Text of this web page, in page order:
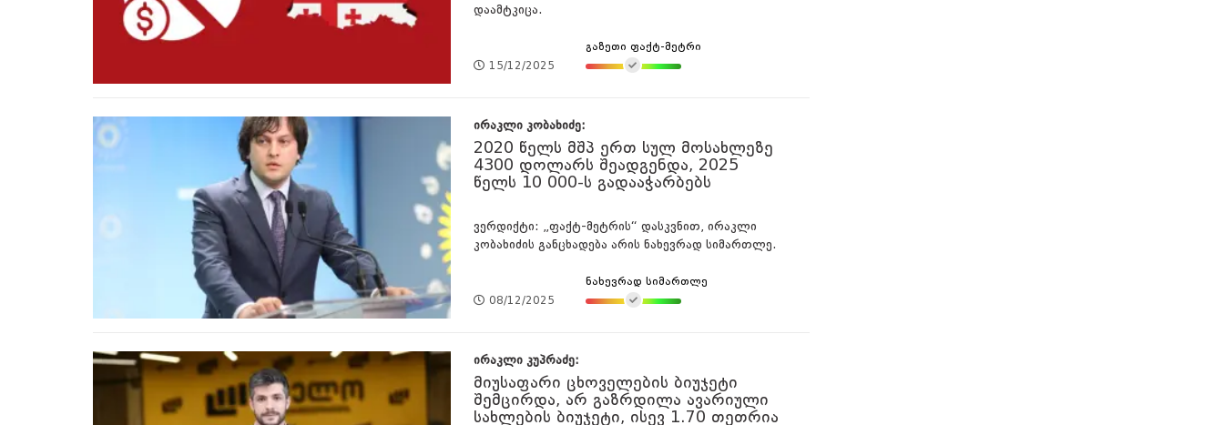
დაამტკიცა.
15/12/2025
გაზეთი ფაქტ-მეტრი
ირაკლი კობახიძე:
2020 წელს მშპ ერთ სულ მოსახლეზე
4300 დოლარს შეადგენდა, 2025
წელს 10 000-ს გადააჭარბებს
ვერდიქტი: „ფაქტ-მეტრის“ დასკვნით, ირაკლი
კობახიძის განცხადება არის ნახევრად სიმართლე.
08/12/2025
ნახევრად სიმართლე
ირაკლი კუპრაძე:
მიუსაფარი ცხოველების ბიუჯეტი
შემცირდა, არ გაზრდილა ავარიული
სახლების ბიუჯეტი, ისევ 1.70 თეთრია